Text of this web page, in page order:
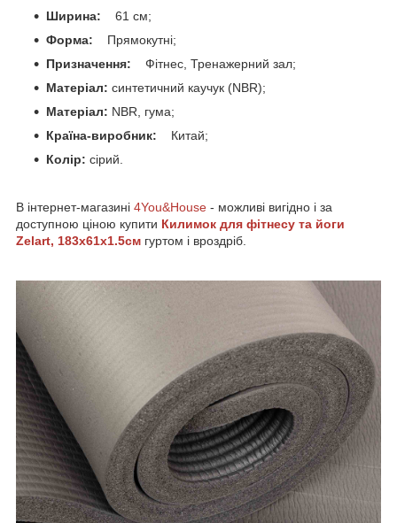
Ширина:
61 см;
Форма:
Прямокутні;
Призначення:
Фітнес, Тренажерний зал;
Матеріал: синтетичний каучук (NBR);
Матеріал: NBR, гума;
Країна-виробник:
Китай;
Колір: сірий.
В інтернет-магазині 4You&House - можливі вигідно і за
доступною ціною купити Килимок для фітнесу та йоги
Zelart, 183x61x1.5см гуртом і вроздріб.